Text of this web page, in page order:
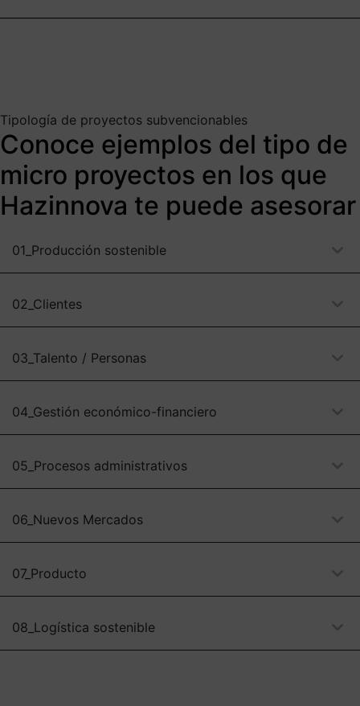
Tipología de proyectos subvencionables
Conoce ejemplos del tipo de
micro proyectos en los que
Hazinnova te puede asesorar
01_Producción sostenible
02_Clientes
03_Talento / Personas
04_Gestión económico-financiero
05_Procesos administrativos
06_Nuevos Mercados
07_Producto
08_Logística sostenible